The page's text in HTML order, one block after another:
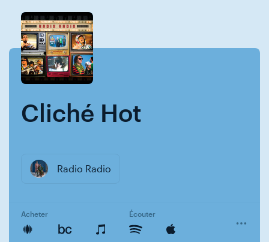
content
navigation
Cliché Hot
Radio Radio
Acheter Écouter